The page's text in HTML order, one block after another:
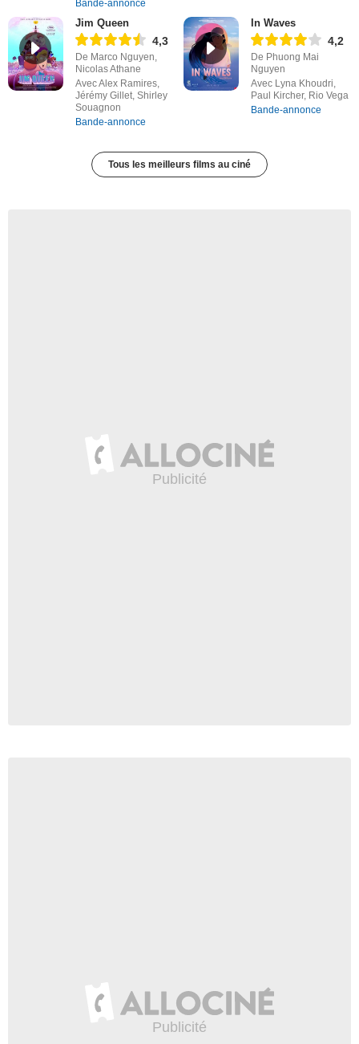
Bande-annonce
Jim Queen
4,3
De Marco Nguyen,
Nicolas Athane
Avec Alex Ramires,
Jérémy Gillet, Shirley
Souagnon
Bande-annonce
In Waves
4,2
De Phuong Mai
Nguyen
Avec Lyna Khoudri,
Paul Kircher, Rio Vega
Bande-annonce
Tous les meilleurs films au ciné